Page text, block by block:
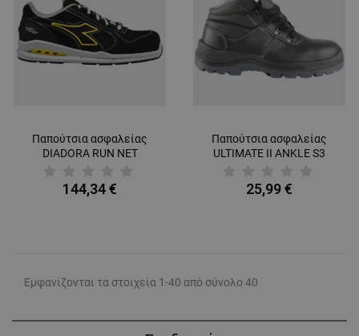
Παπούτσια ασφαλείας
DIADORA RUN NET
144,34 €
Παπούτσια ασφαλείας
ULTIMATE II ANKLE S3
25,99 €
Εμφανίζονται τα στοιχεία 1-40 από σύνολο 40